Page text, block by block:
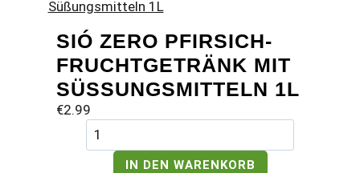
SIÓ ZERO PFIRSICH-
FRUCHTGETRÄNK MIT
SÜSSUNGSMITTELN 1L
€2.99
Sió
Zero
Pfirsich-IN DEN WARENKORB